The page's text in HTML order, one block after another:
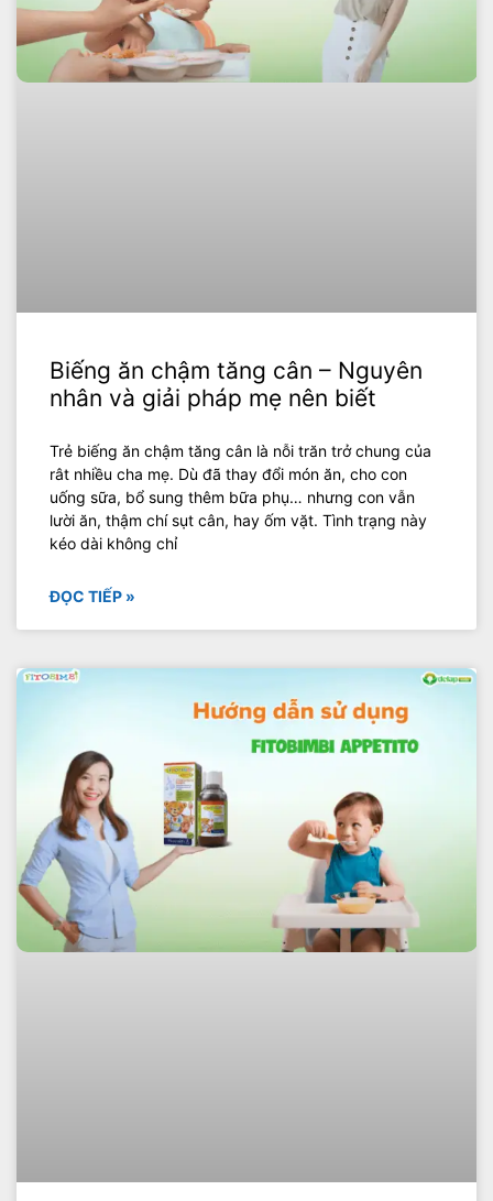
Biếng ăn chậm tăng cân – Nguyên
nhân và giải pháp mẹ nên biết
Trẻ biếng ăn chậm tăng cân là nỗi trăn trở chung của
rât nhiều cha mẹ. Dù đã thay đổi món ăn, cho con
uống sữa, bổ sung thêm bữa phụ… nhưng con vẫn
lười ăn, thậm chí sụt cân, hay ốm vặt. Tình trạng này
kéo dài không chỉ
ĐỌC TIẾP »